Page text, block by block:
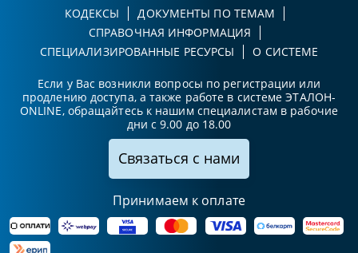
КОДЕКСЫ
ДОКУМЕНТЫ ПО ТЕМАМ
СПРАВОЧНАЯ ИНФОРМАЦИЯ
СПЕЦИАЛИЗИРОВАННЫЕ РЕСУРСЫ
О СИСТЕМЕ
Если у Вас возникли вопросы по регистрации или
продлению доступа, а также работе в системе ЭТАЛОН-
ONLINE, обращайтесь к нашим специалистам в рабочие
дни с 9.00 до 18.00
Связаться с нами
Принимаем к оплате